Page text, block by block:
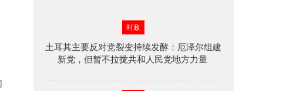
时政
土耳其主要反对党裂变持续发酵：厄泽尔组建
新党，但暂不拉拢共和人民党地方力量